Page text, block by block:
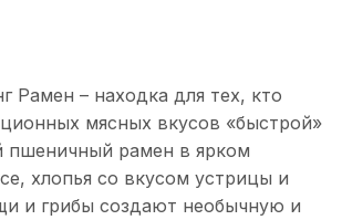
Рамен – находка для тех, кто
мясных вкусов «быстрой»
пшеничный рамен в ярком
хлопья со вкусом устрицы и
и грибы создают необычную и